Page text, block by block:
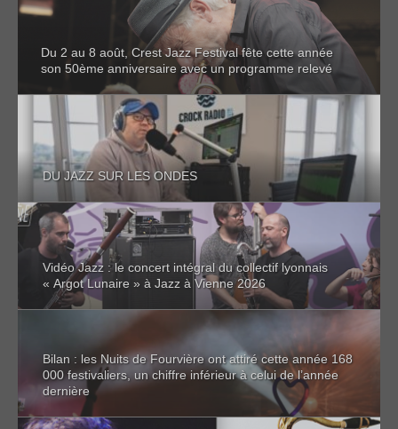
Du 2 au 8 août, Crest Jazz Festival fête cette année
son 50ème anniversaire avec un programme relevé
DU JAZZ SUR LES ONDES
Vidéo Jazz : le concert intégral du collectif lyonnais
« Argot Lunaire » à Jazz à Vienne 2026
Bilan : les Nuits de Fourvière ont attiré cette année 168
000 festivaliers, un chiffre inférieur à celui de l’année
dernière